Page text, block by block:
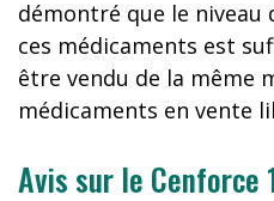
démontré que le
ces médicaments est
être vendu de la même
médicaments en vente
Avis sur le Cenforce